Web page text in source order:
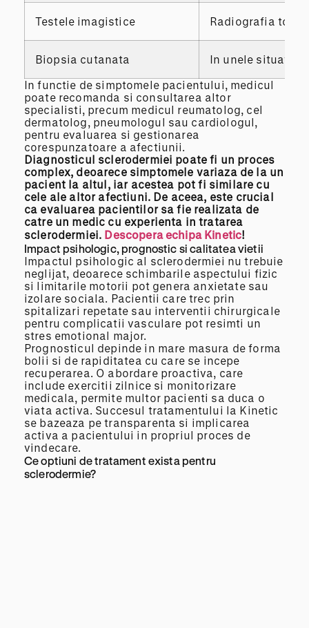
Testele imagistice Radiografia
Biopsia cutanata
In unele situatii,
In functie de simptomele pacientului, medicul
poate recomanda si consultarea altor
specialisti, precum medicul reumatolog, cel
dermatolog, pneumologul sau cardiologul,
pentru evaluarea si gestionarea
corespunzatoare a afectiunii.
Diagnosticul sclerodermiei poate fi un proces
complex, deoarece simptomele variazade la un
pacient la altul, iar acestea pot fi similare cu
cele ale altor afectiuni. De aceea, este crucial
ca evaluarea pacientilorsa fie realizata de
catre un medic cu experienta in tratarea
sclerodermiei. Descoperaechipa Kinetic!
Impact psihologic, prognostic si calitatea vietii
Impactul psihologic al sclerodermiei nu trebuie
neglijat, deoarece schimbarile aspectului fizic
si limitarile motorii pot genera anxietate sau
izolare sociala. Pacientii care trec prin
spitalizari repetate sau interventii chirurgicale
pentru complicatii vasculare pot resimti un
stres emotional major.
Prognosticul depinde in mare masura de forma
bolii si de rapiditatea cu care se incepe
recuperarea. O abordare proactiva, care
include exercitii zilnice si monitorizare
medicala, permite multor pacienti sa duca o
viata activa. Succesul tratamentului la Kinetic
se bazeaza pe transparenta si implicarea
activa a pacientului in propriul proces de
vindecare.
Ce optiuni de tratament exista pentru
sclerodermie?